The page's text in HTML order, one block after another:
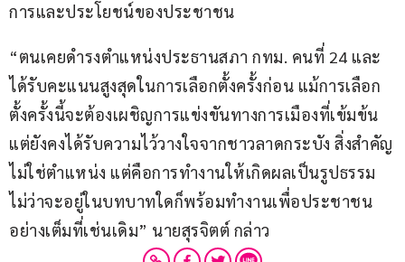
การและประโยชน์ของประชาชน
“ตนเคยดำรงตำแหน่งประธานสภา กทม. คนที่ 24 และ
ได้รับคะแนนสูงสุดในการเลือกตั้งครั้งก่อน แม้การเลือก
ตั้งครั้งนี้จะต้องเผชิญการแข่งขันทางการเมืองที่เข้มข้น
แต่ยังคงได้รับความไว้วางใจจากชาวลาดกระบัง สิ่งสำคัญ
ไม่ใช่ตำแหน่ง แต่คือการทำงานให้เกิดผลเป็นรูปธรรม
ไม่ว่าจะอยู่ในบทบาทใดก็พร้อมทำงานเพื่อประชาชน
อย่างเต็มที่เช่นเดิม” นายสุรจิตต์ กล่าว